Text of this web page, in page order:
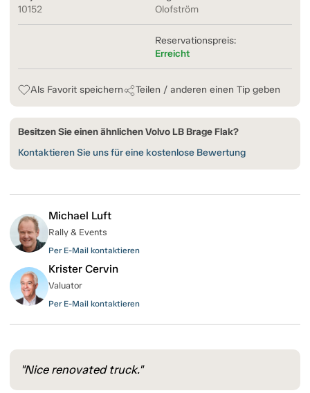
10152
Olofström
Reservationspreis:
Erreicht
Als Favorit speichern Teilen / anderen einen Tip geben
Besitzen Sie einen ähnlichen Volvo LB Brage Flak?
Kontaktieren Sie uns für eine kostenlose Bewertung
Michael Luft
Rally & Events
Per E-Mail kontaktieren
Krister Cervin
Valuator
Per E-Mail kontaktieren
"Nice renovated truck."